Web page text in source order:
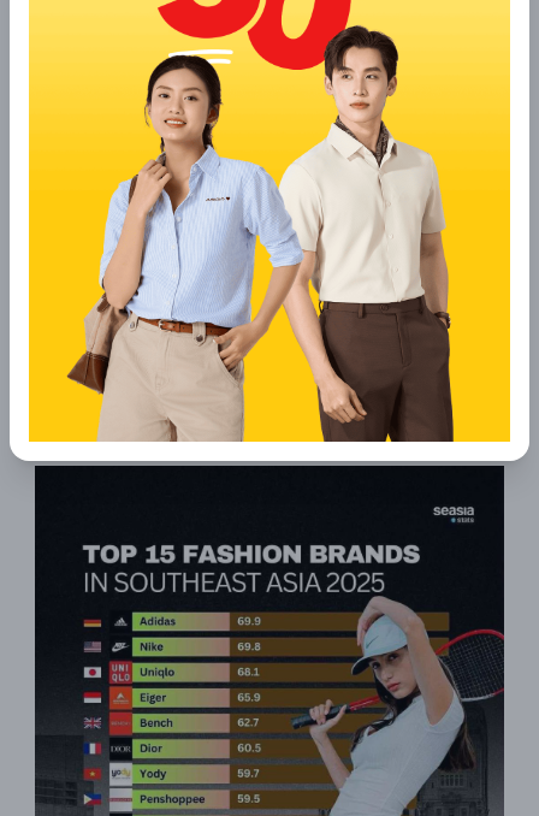
bên cạnh các ông lớn nước ngoài
Danh sách 10 Thương hiệu Thời trang
hàng đầu Đông Nam Á 2025:
Uniqlo
Eiger
Bench
Dior
YODY
Penshoppe
Puma
Levi’s